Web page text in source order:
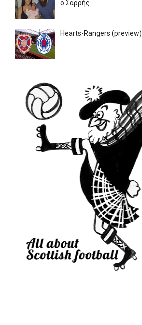
ο Σαρρής
Hearts-Rangers (preview)